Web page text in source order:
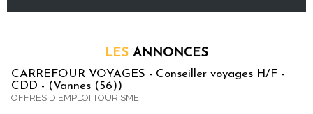
LES ANNONCES
CARREFOUR VOYAGES - Conseiller voyages H/F -
CDD - (Vannes (56))
OFFRES D'EMPLOI TOURISME